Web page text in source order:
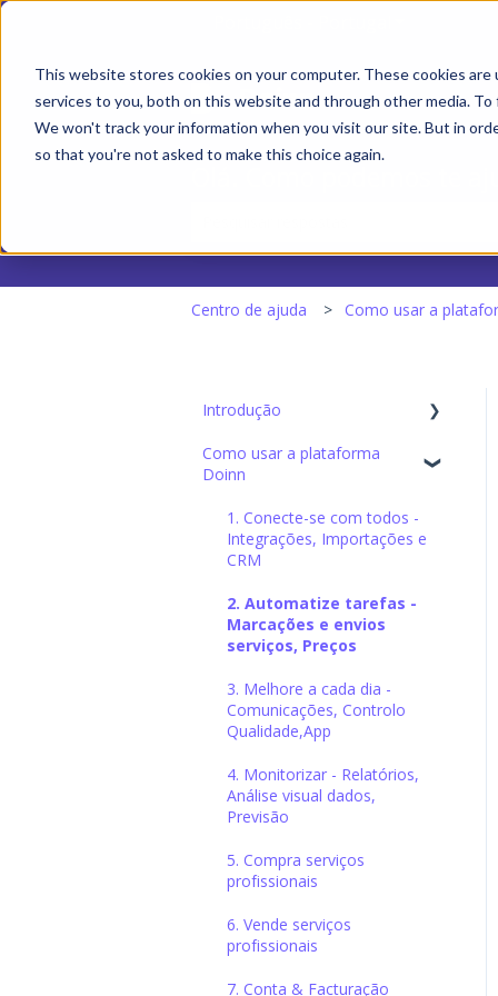
This website stores cookies on your computer. These cookies
services to you, both on this website and through other media.
We won't track your information when you visit our site. But in
so that you're not asked to make this choice again.
Não existem sugestões porque o
Centro de ajuda Como usar a
Introdução
Configuração Inicial
Como usar a plataforma
Doinn
1. Conecte-se com todos -
Integrações, Importações e
CRM
2. Automatize tarefas -
Marcações e envios
serviços, Preços
3. Melhore a cada dia -
Comunicações, Controlo
Qualidade,App
4. Monitorizar - Relatórios,
Análise visual dados,
Previsão
5. Compra serviços
profissionais
6. Vende serviços
profissionais
7. Conta & Facturação